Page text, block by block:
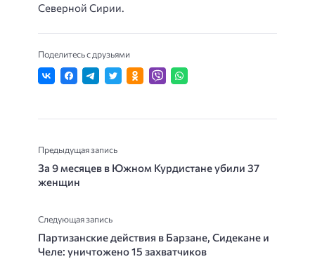
Северной Сирии.
Поделитесь с друзьями
Предыдущая запись
За 9 месяцев в Южном Курдистане убили 37
женщин
Следующая запись
Партизанские действия в Барзане, Сидекане и
Челе: уничтожено 15 захватчиков